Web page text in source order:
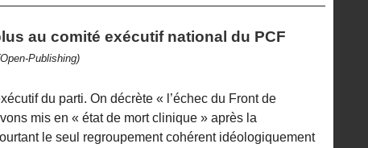
au comité exécutif national du PCF
Publishing)
du parti. On décrète « l’échec du Front de
mis en « état de mort clinique » après la
le seul regroupement cohérent idéologiquement